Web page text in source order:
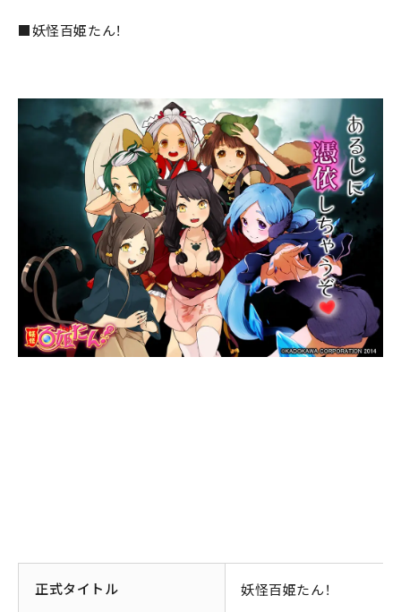
■妖怪百姫たん！
正式タイトル 妖怪百姫たん！